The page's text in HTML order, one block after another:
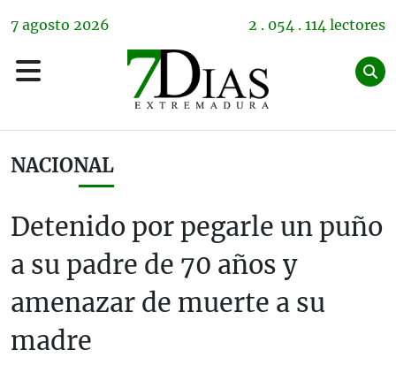
7 agosto 2026 2 . 054 . 114 lectores
NACIONAL
Detenido por pegarle un puño
a su padre de 70 años y
amenazar de muerte a su
madre